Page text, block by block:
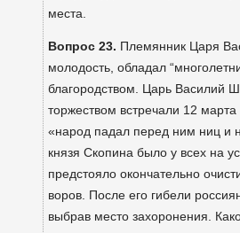
места.
Вопрос 23. Племянник Царя
молодость, обладал
благородством. Царь Василий
торжеством встречали 12
«народ падал перед ним ниц и
князя Скопина было у всех на
предстояло окончательно
воров. После его гибели
выбрав место захоронения.